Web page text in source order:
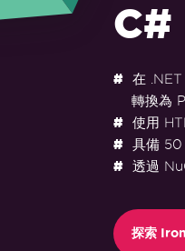
C#
在
轉換為
使用
具備 50
透過
探索